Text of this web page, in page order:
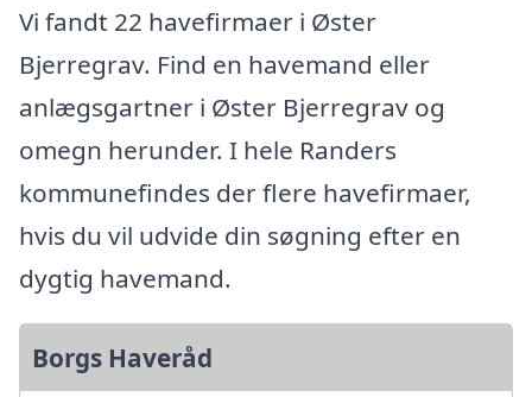
Vi fandt 22 havefirmaer i Øster
Bjerregrav. Find en havemand eller
anlægsgartner i Øster Bjerregrav og
omegn herunder. I hele Randers
kommunefindes der flere havefirmaer,
hvis du vil udvide din søgning efter en
dygtig havemand.
Borgs Haveråd